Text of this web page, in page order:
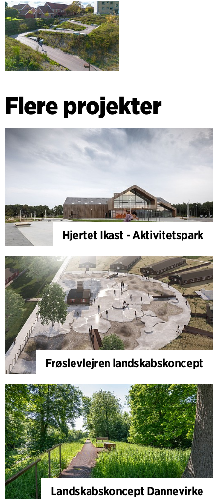
Flere projekter
Hjertet Ikast - Aktivitetspark
Frøslevlejren landskabskoncept
Landskabskoncept Dannevirke